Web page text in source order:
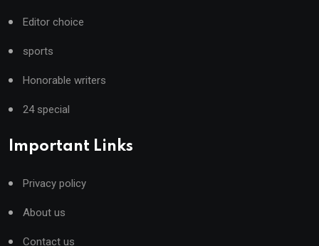
Editor choice
sports
Honorable writers
24 special
Important Links
Privacy policy
About us
Contact us